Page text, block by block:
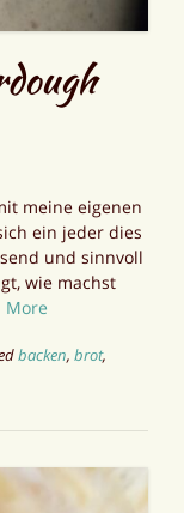
meine eigenen
ein jeder dies
und sinnvoll
wie machst
More
backen, brot,